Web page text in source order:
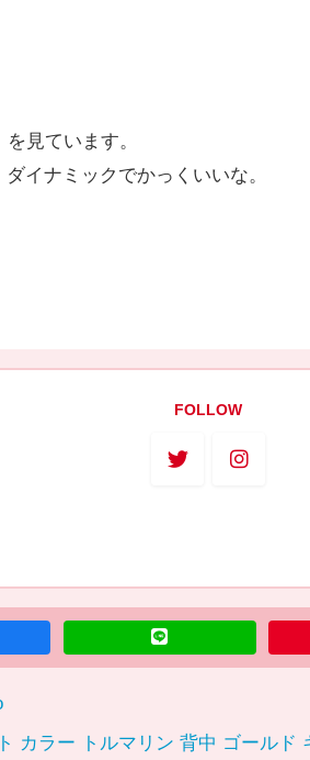
を見ています。
イナミックでかっくいいな。
FOLLOW
カラー トルマリン 背中 ゴールド